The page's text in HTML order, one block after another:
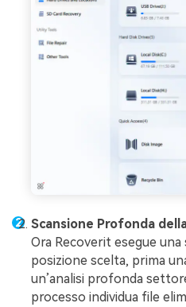
Scansione Profonda
Ora Recoverit esegue
posizione scelta, prima
un’analisi profonda
processo individua file